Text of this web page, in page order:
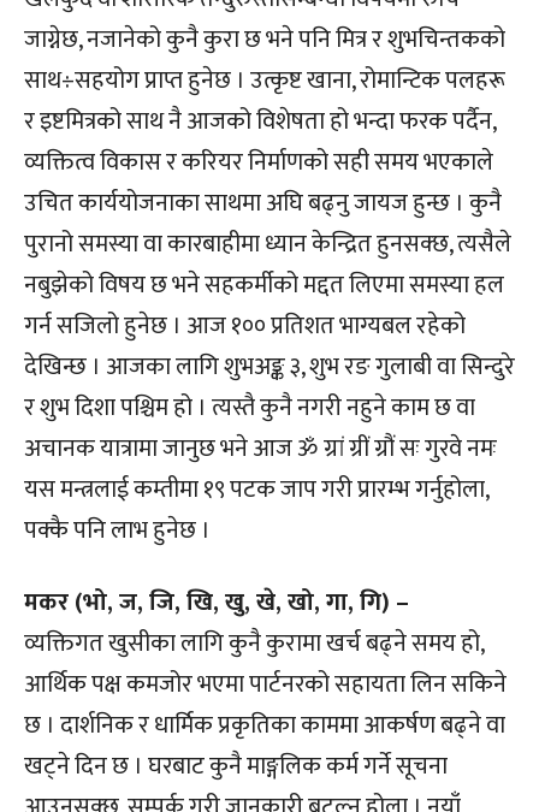
जाग्नेछ, नजानेको कुनै कुरा छ भने पनि मित्र र शुभचिन्तकको
साथ÷सहयोग प्राप्त हुनेछ । उत्कृष्ट खाना, रोमान्टिक पलहरू
र इष्टमित्रको साथ नै आजको विशेषता हो भन्दा फरक पर्दैन,
व्यक्तित्व विकास र करियर निर्माणको सही समय भएकाले
उचित कार्ययोजनाका साथमा अघि बढ्नु जायज हुन्छ । कुनै
पुरानो समस्या वा कारबाहीमा ध्यान केन्द्रित हुनसक्छ, त्यसैले
नबुझेको विषय छ भने सहकर्मीको मद्दत लिएमा समस्या हल
गर्न सजिलो हुनेछ । आज १०० प्रतिशत भाग्यबल रहेको
देखिन्छ । आजका लागि शुभअङ्क ३, शुभ रङ गुलाबी वा सिन्दुरे
र शुभ दिशा पश्चिम हो । त्यस्तै कुनै नगरी नहुने काम छ वा
अचानक यात्रामा जानुछ भने आज ॐ ग्रां ग्रीं ग्रौं सः गुरवे नमः
यस मन्त्रलाई कम्तीमा १९ पटक जाप गरी प्रारम्भ गर्नुहोला,
पक्कै पनि लाभ हुनेछ ।
मकर (भो, ज, जि, खि, खु, खे, खो, गा, गि) –
व्यक्तिगत खुसीका लागि कुनै कुरामा खर्च बढ्ने समय हो,
आर्थिक पक्ष कमजोर भएमा पार्टनरको सहायता लिन सकिने
छ । दार्शनिक र धार्मिक प्रकृतिका काममा आकर्षण बढ्ने वा
खट्ने दिन छ । घरबाट कुनै माङ्गलिक कर्म गर्ने सूचना